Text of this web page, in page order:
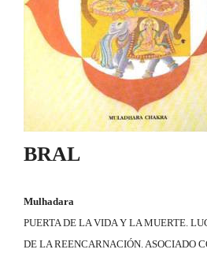
BRAL
Mulhadara
PUERTA DE LA VIDA Y LA MUERTE.
DE LA REENCARNACIÓN. ASOCIADO